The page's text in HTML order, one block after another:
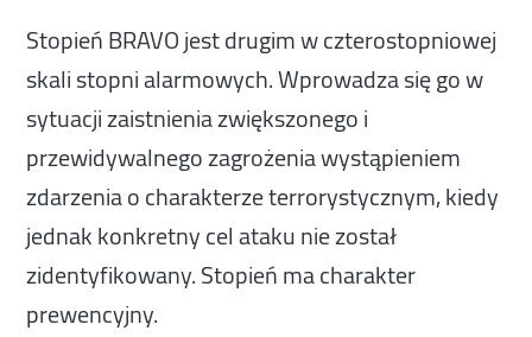
Stopień BRAVO jest drugim w czterostopniowej
skali stopni alarmowych. Wprowadza się go w
sytuacji zaistnienia zwiększonego i
przewidywalnego zagrożenia wystąpieniem
zdarzenia o charakterze terrorystycznym, kiedy
jednak konkretny cel ataku nie został
zidentyfikowany. Stopień ma charakter
prewencyjny.